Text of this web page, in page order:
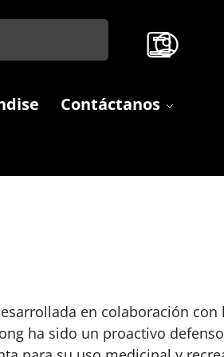
Contáctanos
en colaboración con
ha sido un proactivo